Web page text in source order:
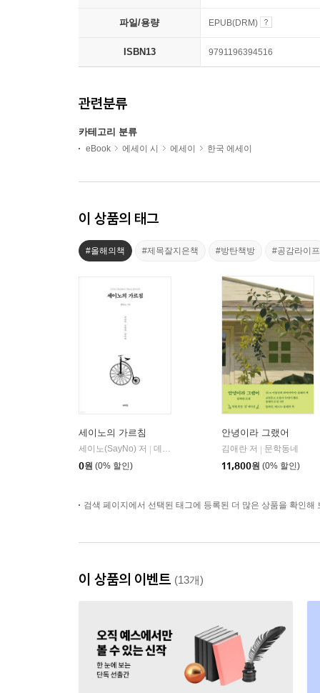
파일/용량 EPUB(DRM)
ISBN13 9791196394516
관련분류
카테고리 분류
eBook 에세이 시 에세이 한국 에세이
이 상품의 태그
#올해의책 #제목잘지은책 #방탄책방 #공감라이프
세이노의 가르침
세이노(SayNo) 저
데이원
0원 (0% 할인)
안녕이라 그랬어
김애란 저
문학동네
11,800원 (0% 할인)
검색 페이지에서 선택된 태그에 등록된 더 많은 상품을 확인해
이 상품의 이벤트 (13개)